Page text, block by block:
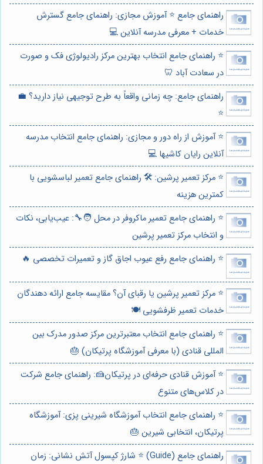
راهنمای جامع ⭐️ آموزش مجازی: راهنمای جامع گسترش
خدمات + معرفی مدرسه آنلاین 💻
⭐️ راهنمای جامع انتخاب بهترین مرکز رادیولوژی فک و صورت
در سعادت آباد 🦷
راهنمای جامع: چه زمانی واقعاً به طرح توجیهی نیاز دارید؟ 💼
⭐️
⭐️ آموزش از راه دور و مجازی: راهنمای جامع انتخاب مدرسه
آنلاین رایان کاشیها 💻
⭐️ مرکز تعمیر پرشین: 🛠️ راهنمای جامع تعمیر لباسشویی با
کمترین هزینه
⭐️ راهنمای جامع تعمیر ماکروفر در محل 🧑‍🔧: عیب‌یابی، نکات
و انتخاب مرکز تعمیر پرشین
⭐️ راهنمای جامع رفع عیوب اجاق گاز و تعمیرات تخصصی 🔥
⭐️ مرکز تعمیر پرشین یا رقبای آن؟ مقایسه جامع ارائه دهندگان
خدمات تعمیر ظرفشویی 🍽️
⭐️ راهنمای جامع انتخاب معتبرترین مرکز صدور مدرک بین
المللی قنادی (با معرفی آموزشگاه پرتیکان) 🎂
⭐️ آموزش قنادی حرفه‌ای در پرتیکان🍰: راهنمای جامع شرکت
در کلاس‌های متنوع
⭐️ راهنمای جامع انتخاب آموزشگاه شیرینی پزی: آموزشگاه
پرتیکان، انتخابی شیرین 🎂
راهنمای جامع (Guide) ⭐️ شارژ کپسول آتش نشانی: زمان